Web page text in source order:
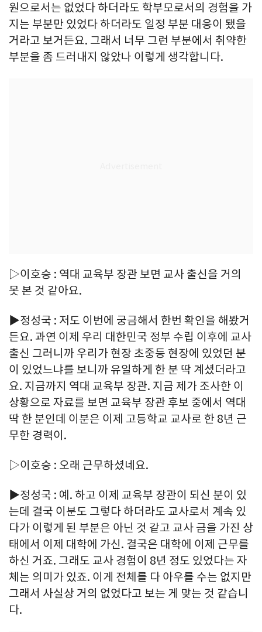
원으로서는 없었다 하더라도 학부모로서의 경험을 가
지는 부분만 있었다 하더라도 일정 부분 대응이 됐을
거라고 보거든요. 그래서 너무 그런 부분에서 취약한
부분을 좀 드러내지 않았나 이렇게 생각합니다.
▷이호승 : 역대 교육부 장관 보면 교사 출신을 거의
못 본 것 같아요.
▶정성국 : 저도 이번에 궁금해서 한번 확인을 해봤거
든요. 과연 이제 우리 대한민국 정부 수립 이후에 교사
출신 그러니까 우리가 현장 초중등 현장에 있었던 분
이 있었느냐를 보니까 유일하게 한 분 딱 계셨더라고
요. 지금까지 역대 교육부 장관. 지금 제가 조사한 이
상황으로 자료를 보면 교육부 장관 후보 중에서 역대
딱 한 분인데 이분은 이제 고등학교 교사로 한 8년 근
무한 경력이.
▷이호승 : 오래 근무하셨네요.
▶정성국 : 예. 하고 이제 교육부 장관이 되신 분이 있
는데 결국 이분도 그렇다 하더라도 교사로서 계속 있
다가 이렇게 된 부분은 아닌 것 같고 교사 금을 가진 상
태에서 이제 대학에 가신. 결국은 대학에 이제 근무를
하신 거죠. 그래도 교사 경험이 8년 정도 있었다는 자
체는 의미가 있죠. 이게 전체를 다 아우를 수는 없지만
그래서 사실상 거의 없었다고 보는 게 맞는 것 같습니
다.